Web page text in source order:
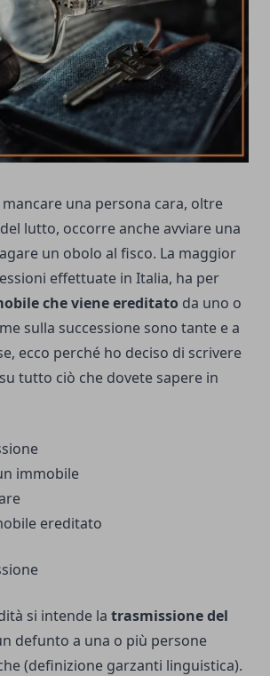
una persona cara, oltre
lutto, occorre anche avviare una
un obolo al fisco. La maggior
effettuate in Italia, ha per
che viene ereditato da uno o
sulla successione sono tante e a
ecco perché ho deciso di scrivere
tutto ciò che dovete sapere in
immobile
ereditato
si intende la trasmissione del
defunto a una o più persone
(definizione garzanti linguistica).